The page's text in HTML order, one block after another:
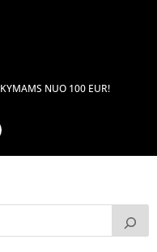
NUO 100 EUR!